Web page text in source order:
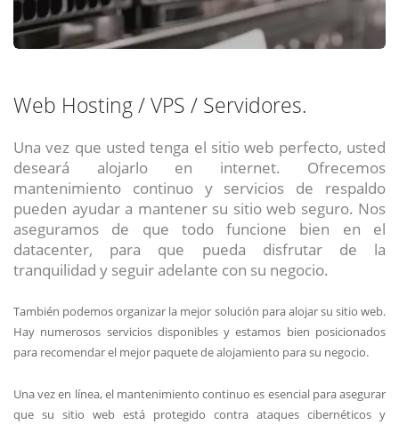
Web Hosting / VPS / Servidores.
Una vez que usted tenga el sitio web perfecto, usted
deseará alojarlo en internet. Ofrecemos
mantenimiento continuo y servicios de respaldo
pueden ayudar a mantener su sitio web seguro. Nos
aseguramos de que todo funcione bien en el
datacenter, para que pueda disfrutar de la
tranquilidad y seguir adelante con su negocio.
También podemos organizar la mejor solución para alojar su sitio web.
Hay numerosos servicios disponibles y estamos bien posicionados
para recomendar el mejor paquete de alojamiento para su negocio.
Una vez en línea, el mantenimiento continuo es esencial para asegurar
que su sitio web está protegido contra ataques cibernéticos y